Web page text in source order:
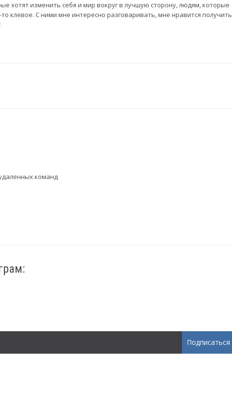
хотят изменить себя и мир вокруг в лучшую сторону, людям, которые
клевое. С ними мне интересно разговаривать, мне нравится получить
команд
Подписаться